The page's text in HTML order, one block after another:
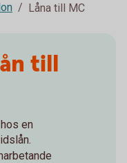
Låna till MC
till
en